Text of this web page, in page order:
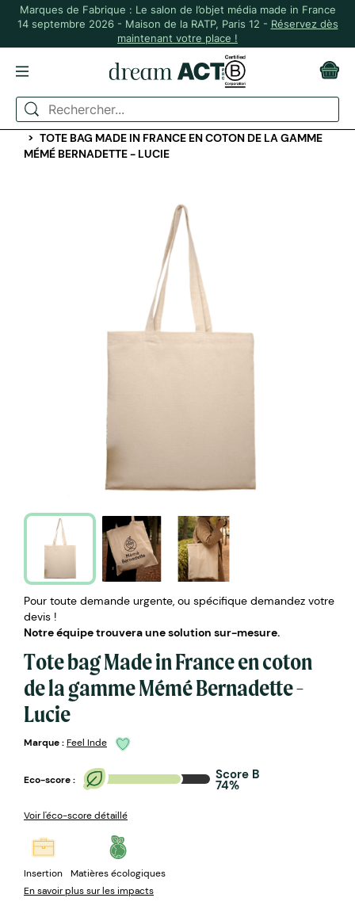
Marques de Fabrique : Le salon de l’objet média made in France
14 septembre 2026 - Maison de la RATP, Paris 12 - Réservez dès
maintenant votre place !
ACCUEIL BAGAGERIE
TOTEBAGS
TOTE BAG MADE IN FRANCE EN COTON DE LA GAMME
MÉMÉ BERNADETTE - LUCIE
Pour toute demande urgente, ou spécifique demandez votre
devis !
Notre équipe trouvera une solution sur-mesure.
Tote bag Made in France en coton
de la gamme Mémé Bernadette -
Lucie
Marque :Feel Inde
Eco-score : Score B
74%
Voir l'éco-score détaillé
Insertion
Matières écologiques
En savoir plus sur les impacts